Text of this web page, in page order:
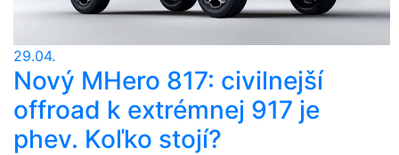
29.04.
Nový MHero 817: civilnejší
offroad k extrémnej 917 je
phev. Koľko stojí?